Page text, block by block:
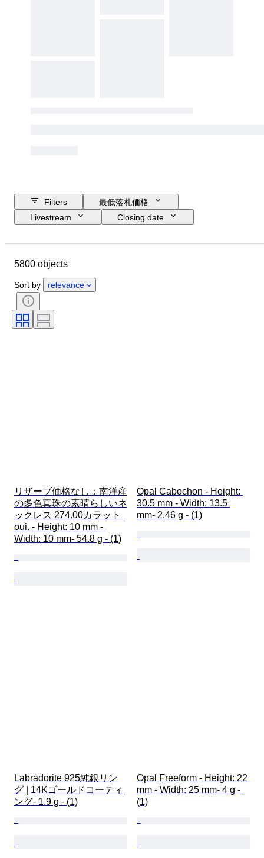
Filters
最低落札価格
Livestream
Closing date
Country of origin
コンディション
鑑定書
カット
鉱物形態
5800 objects
Sort by relevance
リザーブ価格なし：南洋産
の多色真珠の素晴らしいネ
ックレス 274.00カラット
oui. - Height: 10 mm -
Width: 10 mm- 54.8 g - (1)
Opal Cabochon - Height:
30.5 mm - Width: 13.5
mm- 2.46 g - (1)
Labradorite 925純銀リン
グ | 14Kゴールドコーティ
ング- 1.9 g - (1)
Opal Freeform - Height: 22
mm - Width: 25 mm- 4 g -
(1)